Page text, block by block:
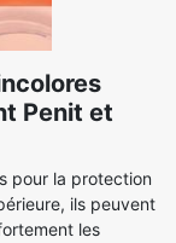
Penit et
pour la protection
ils peuvent
les